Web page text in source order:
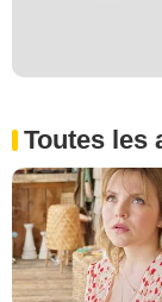
Toutes les